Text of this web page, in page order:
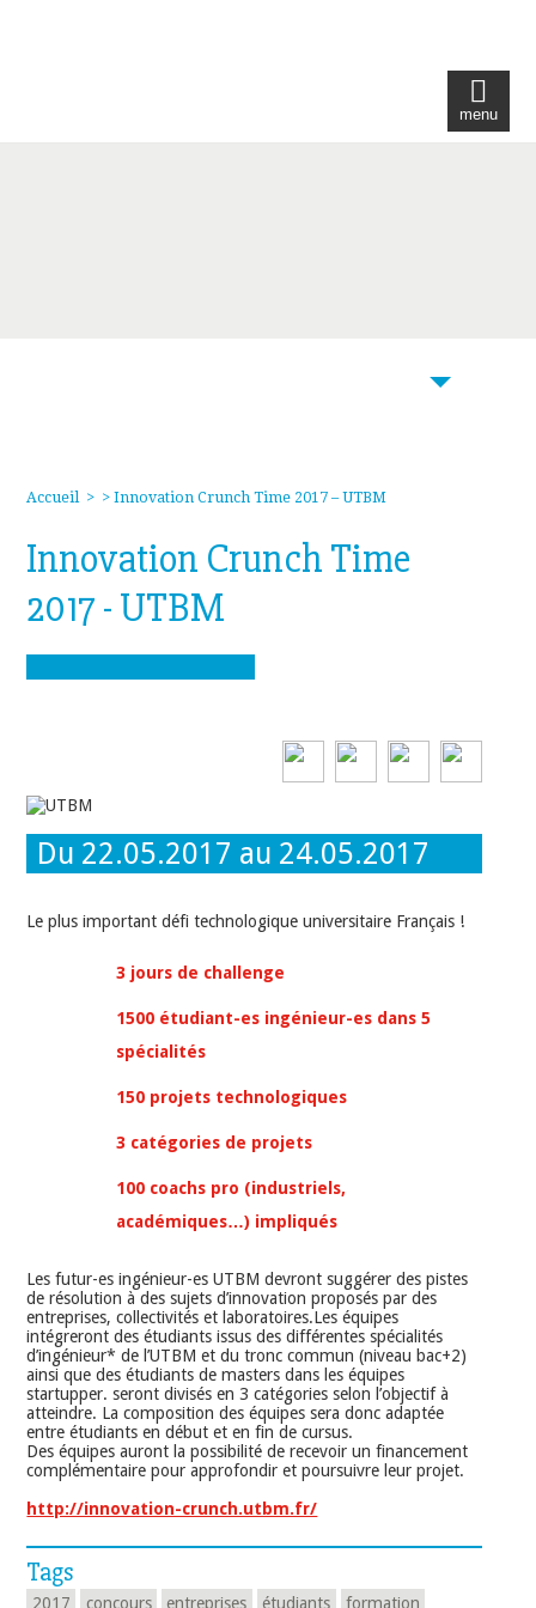
menu
Accueil> > Innovation Crunch Time 2017 – UTBM
Innovation Crunch Time
2017 - UTBM
Du 22.05.2017 au 24.05.2017
Le plus important défi technologique universitaire Français !
3 jours de challenge
1500 étudiant-es ingénieur-es dans 5
spécialités
150 projets technologiques
3 catégories de projets
100 coachs pro (industriels,
académiques…) impliqués
Les futur-es ingénieur-es UTBM devront suggérer des pistes
de résolution à des sujets d’innovation proposés par des
entreprises, collectivités et laboratoires.Les équipes
intégreront des étudiants issus des différentes spécialités
d’ingénieur* de l’UTBM et du tronc commun (niveau bac+2)
ainsi que des étudiants de masters dans les équipes
startupper. seront divisés en 3 catégories selon l’objectif à
atteindre. La composition des équipes sera donc adaptée
entre étudiants en début et en fin de cursus.
Des équipes auront la possibilité de recevoir un financement
complémentaire pour approfondir et poursuivre leur projet.
http://innovation-crunch.utbm.fr/
Tags
2017 concours entreprises étudiants formation